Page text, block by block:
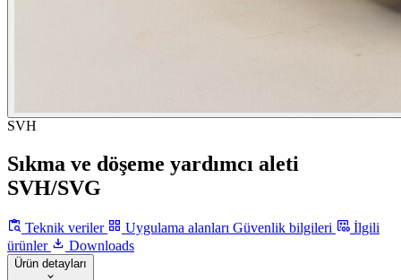
SVH
Sıkma ve döşeme yardımcı aleti
SVH/SVG
Teknik veriler Uygulama alanları Güvenlik bilgileri
İlgili
ürünler
Downloads
Ürün detayları